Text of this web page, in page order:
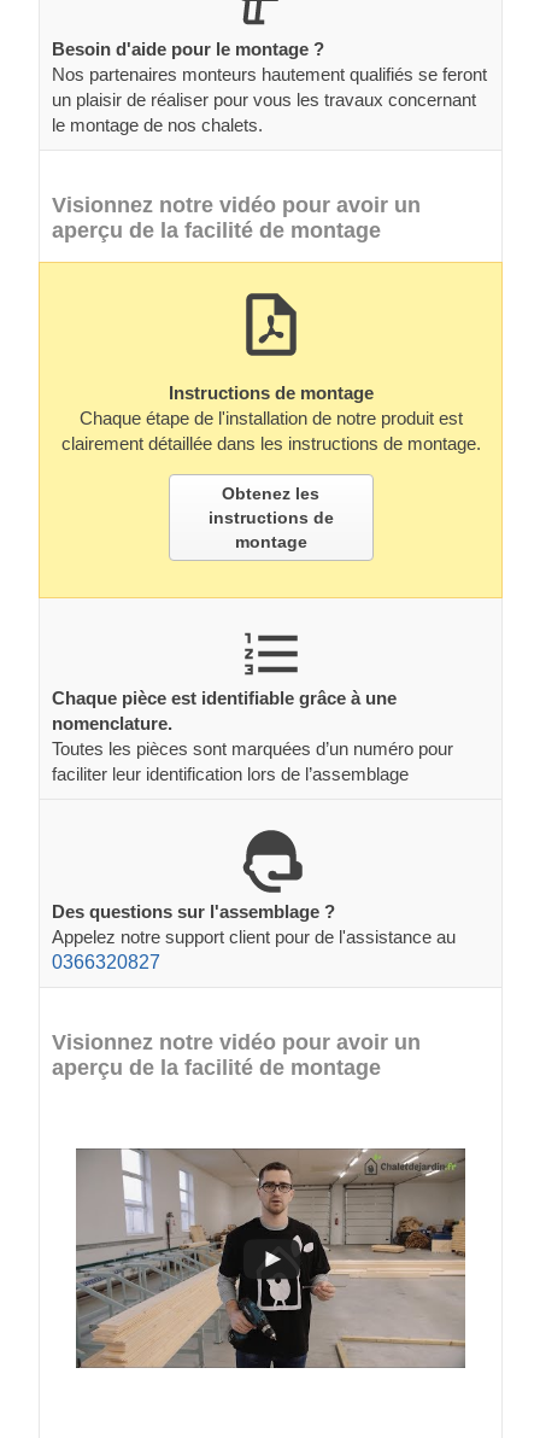
Besoin d'aide pour le montage ?
Nos partenaires monteurs hautement qualifiés se feront
un plaisir de réaliser pour vous les travaux concernant
le montage de nos chalets.
Visionnez notre vidéo pour avoir un
aperçu de la facilité de montage
Instructions de montage
Chaque étape de l'installation de notre produit est
clairement détaillée dans les instructions de montage.
Obtenez les
instructions de
montage
Chaque pièce est identifiable grâce à une
nomenclature.
Toutes les pièces sont marquées d’un numéro pour
faciliter leur identification lors de l’assemblage
Des questions sur l'assemblage ?
Appelez notre support client pour de l'assistance au
0366320827
Visionnez notre vidéo pour avoir un
aperçu de la facilité de montage